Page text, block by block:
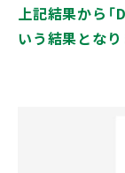
上記結果から
いう結果となり